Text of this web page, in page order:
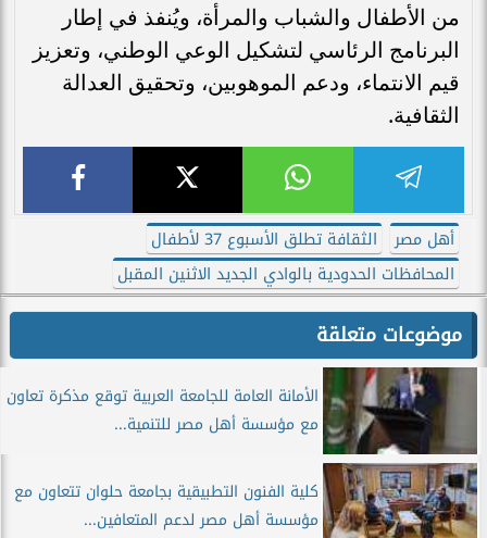
من الأطفال والشباب والمرأة، ويُنفذ في إطار
البرنامج الرئاسي لتشكيل الوعي الوطني، وتعزيز
قيم الانتماء، ودعم الموهوبين، وتحقيق العدالة
الثقافية.
أهل مصر
الثقافة تطلق الأسبوع 37 لأطفال
المحافظات الحدودية بالوادي الجديد الاثنين المقبل
موضوعات متعلقة
الأمانة العامة للجامعة العربية توقع مذكرة تعاون
مع مؤسسة أهل مصر للتنمية...
كلية الفنون التطبيقية بجامعة حلوان تتعاون مع
مؤسسة أهل مصر لدعم المتعافين...